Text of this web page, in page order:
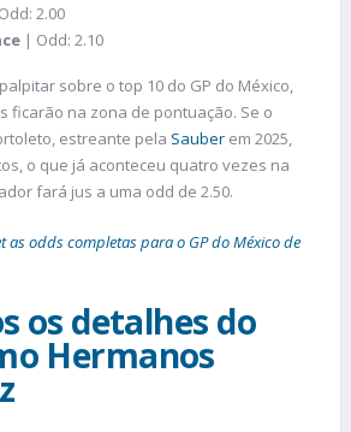
2.00
| Odd: 2.10
sobre o top 10 do GP do México,
ficarão na zona de pontuação. Se o
estreante pela Sauber em 2025,
o que já aconteceu quatro vezes na
fará jus a uma odd de 2.50.
as odds completas para o GP do México de
os detalhes do
Hermanos